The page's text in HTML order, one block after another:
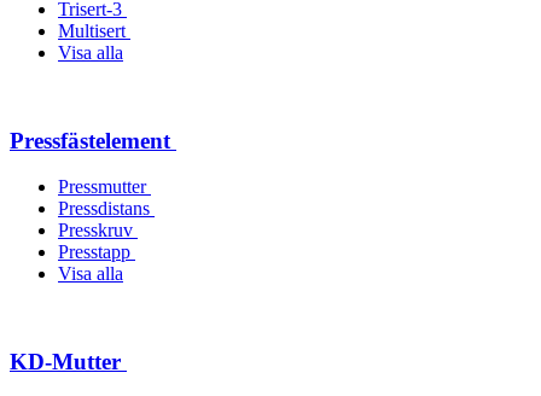
Trisert-3
Multisert
Visa alla
Pressfästelement
Pressmutter
Pressdistans
Presskruv
Presstapp
Visa alla
KD-Mutter